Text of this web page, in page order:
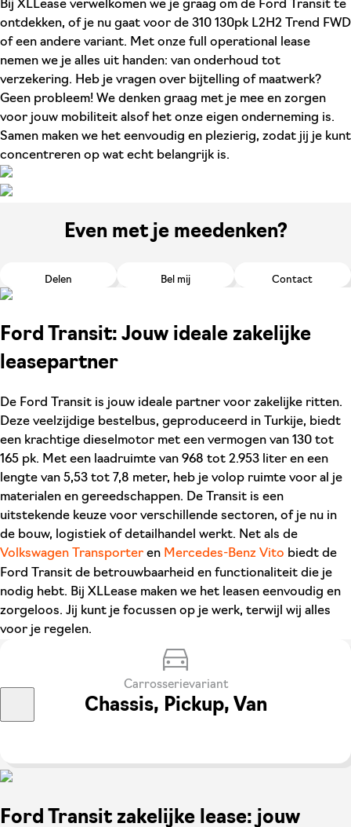
Bij XLLease verwelkomen we je graag om de Ford Transit te
ontdekken, of je nu gaat voor de 310 130pk L2H2 Trend FWD
of een andere variant. Met onze full operational lease
nemen we je alles uit handen: van onderhoud tot
verzekering. Heb je vragen over bijtelling of maatwerk?
Geen probleem! We denken graag met je mee en zorgen
voor jouw mobiliteit alsof het onze eigen onderneming is.
Samen maken we het eenvoudig en plezierig, zodat jij je kunt
concentreren op wat echt belangrijk is.
Even met je meedenken?
Delen Bel mij Contact
Ford Transit: Jouw ideale zakelijke
leasepartner
De Ford Transit is jouw ideale partner voor zakelijke ritten.
Deze veelzijdige bestelbus, geproduceerd in Turkije, biedt
een krachtige dieselmotor met een vermogen van 130 tot
165 pk. Met een laadruimte van 968 tot 2.953 liter en een
lengte van 5,53 tot 7,8 meter, heb je volop ruimte voor al je
materialen en gereedschappen. De Transit is een
uitstekende keuze voor verschillende sectoren, of je nu in
de bouw, logistiek of detailhandel werkt. Net als de
Volkswagen Transporter en Mercedes-Benz Vito biedt de
Ford Transit de betrouwbaarheid en functionaliteit die je
nodig hebt. Bij XLLease maken we het leasen eenvoudig en
zorgeloos. Jij kunt je focussen op je werk, terwijl wij alles
voor je regelen.
Carrosserievariant
Chassis, Pickup, Van
Ford Transit zakelijke lease: jouw